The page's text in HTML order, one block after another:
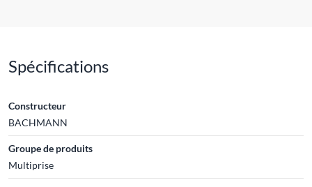
Spécifications
Constructeur
BACHMANN
Groupe de produits
Multiprise